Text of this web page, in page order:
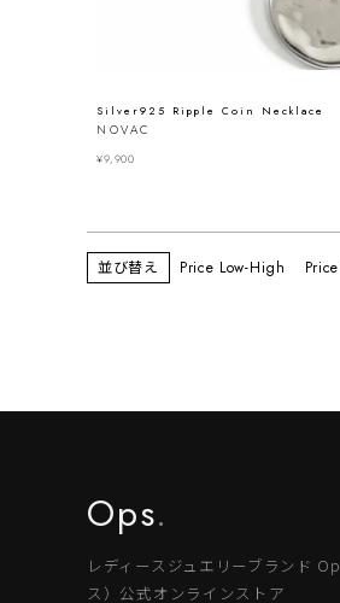
Silver925 Ripple Coin Necklace
NOVAC
¥9,900
並び替え Price Low-High
Ops.
レディースジュエリーブランド
ス）公式オンラインストア